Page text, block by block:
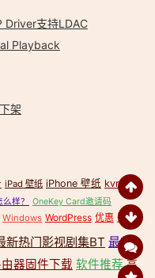
Driver支持LDAC
Playback
架
iPad 壁纸 iPhone 壁纸 kvr无缝
样？ OneKey Card邀请码
Windows WordPress 优惠 壁纸
新热门影视剧集BT 最新
器固件下载 软件推荐 高